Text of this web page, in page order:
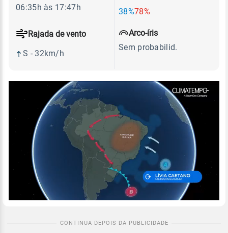
38%78%
Rajada de vento
S - 32km/h
06:35h às 17:47h
Arco-íris
Sem probabilid.